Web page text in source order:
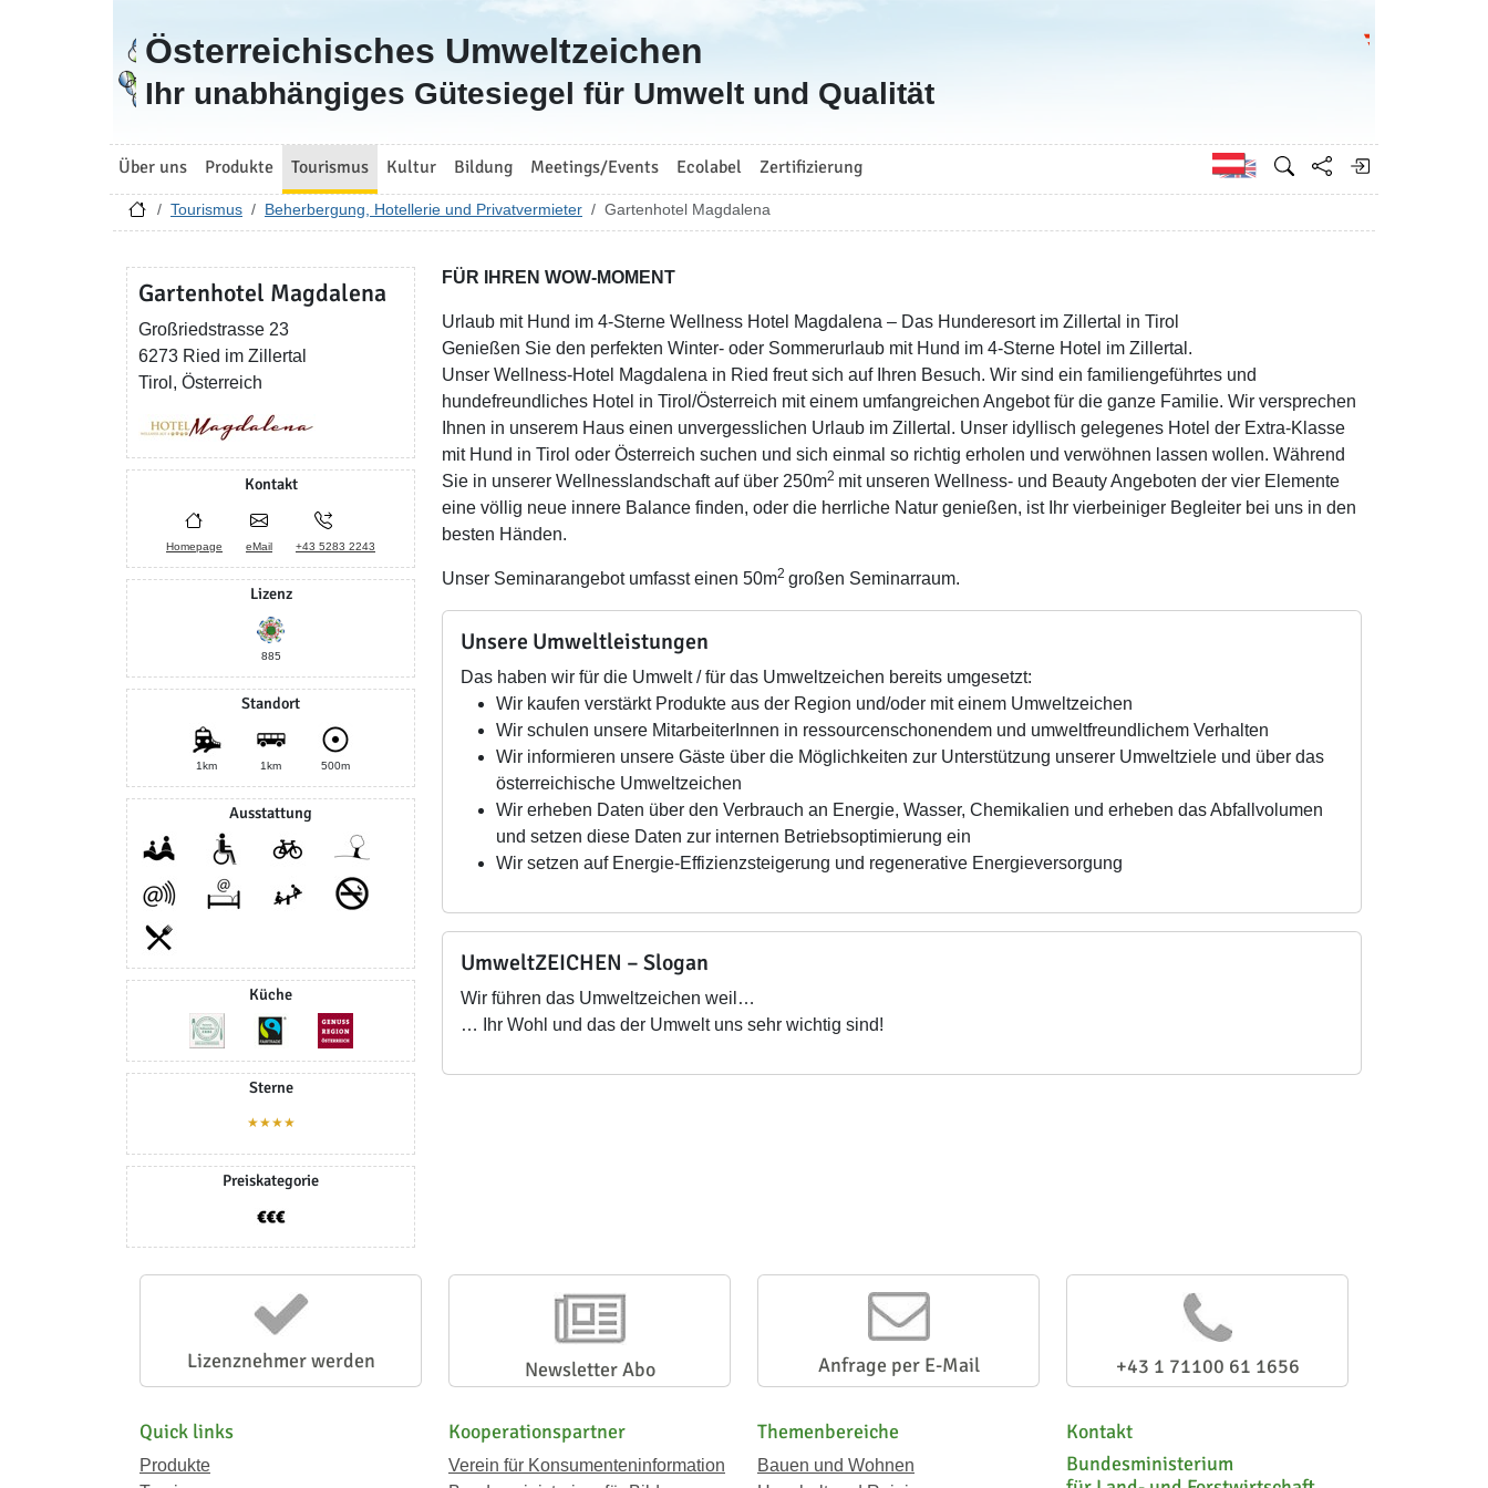
Zur Startseite
Österreichisches Umweltzeichen
Ihr unabhängiges Gütesiegel für Umwelt und Qualität
Über uns Produkte Tourismus Kultur Bildung Meetings/Events Ecolabel Zertifizierung Englisch
Tourismus Beherbergung, Hotellerie und Privatvermieter Gartenhotel Magdalena
Gartenhotel Magdalena
Großriedstrasse 23
6273 Ried im Zillertal
Tirol, Österreich
Kontakt
Homepage eMail +43 5283 2243
Lizenz
885
Standort
1km 1km 500m
Ausstattung
Küche
Sterne
★★★★
Preiskategorie
FÜR IHREN WOW-MOMENT
Urlaub mit Hund im 4-Sterne Wellness Hotel Magdalena – Das Hunderesort im Zillertal in Tirol
Genießen Sie den perfekten Winter- oder Sommerurlaub mit Hund im 4-Sterne Hotel im Zillertal.
Unser Wellness-Hotel Magdalena in Ried freut sich auf Ihren Besuch. Wir sind ein familiengeführtes und
hundefreundliches Hotel in Tirol/Österreich mit einem umfangreichen Angebot für die ganze Familie. Wir versprechen
Ihnen in unserem Haus einen unvergesslichen Urlaub im Zillertal. Unser idyllisch gelegenes Hotel der Extra-Klasse
mit Hund in Tirol oder Österreich suchen und sich einmal so richtig erholen und verwöhnen lassen wollen. Während
Sie in unserer Wellnesslandschaft auf über 250m2 mit unseren Wellness- und Beauty Angeboten der vier Elemente
eine völlig neue innere Balance finden, oder die herrliche Natur genießen, ist Ihr vierbeiniger Begleiter bei uns in den
besten Händen.
Unser Seminarangebot umfasst einen 50m2 großen Seminarraum.
Unsere Umweltleistungen
Das haben wir für die Umwelt / für das Umweltzeichen bereits umgesetzt:
Wir kaufen verstärkt Produkte aus der Region und/oder mit einem Umweltzeichen
Wir schulen unsere MitarbeiterInnen in ressourcenschonendem und umweltfreundlichem Verhalten
Wir informieren unsere Gäste über die Möglichkeiten zur Unterstützung unserer Umweltziele und über das
österreichische Umweltzeichen
Wir erheben Daten über den Verbrauch an Energie, Wasser, Chemikalien und erheben das Abfallvolumen
und setzen diese Daten zur internen Betriebsoptimierung ein
Wir setzen auf Energie-Effizienzsteigerung und regenerative Energieversorgung
UmweltZEICHEN – Slogan
Wir führen das Umweltzeichen weil…
… Ihr Wohl und das der Umwelt uns sehr wichtig sind!
Lizenznehmer werden Newsletter Abo Anfrage per E-Mail +43 1 71100 61 1656
Quick links
Produkte
Kooperationspartner
Verein für Konsumenteninformation
Themenbereiche
Bauen und Wohnen
Kontakt
Bundesministerium